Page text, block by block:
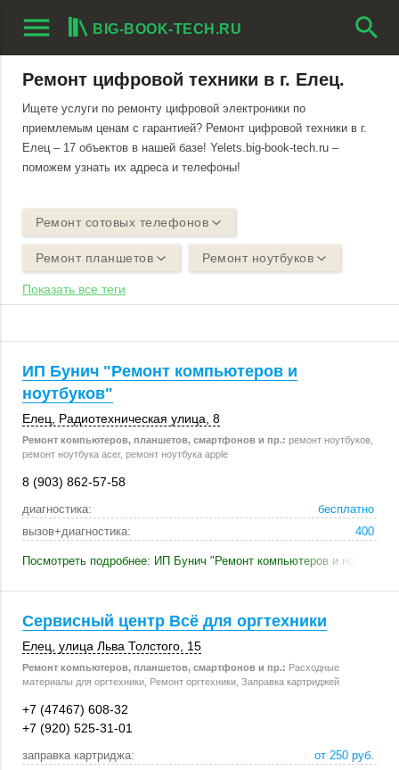
menu BIG-BOOK-TECH.RU search
Ремонт цифровой техники в г. Елец.
Ищете услуги по ремонту цифровой электроники по
приемлемым ценам с гарантией? Ремонт цифровой техники в г.
Елец – 17 объектов в нашей базе! Yelets.big-book-tech.ru –
поможем узнать их адреса и телефоны!
Ремонт сотовых телефонов
Ремонт планшетов Ремонт ноутбуков
Показать все теги
ИП Бунич "Ремонт компьютеров и
ноутбуков"
Елец , Радиотехническая улица, 8
Ремонт компьютеров, планшетов, смартфонов и пр.: ремонт ноутбуков,
ремонт ноутбука acer, ремонт ноутбука apple
8 (903) 862-57-58
диагностика:
бесплатно
вызов+диагностика:
400
Посмотреть подробнее: ИП Бунич "Ремонт компьютеров и
Сервисный центр Всё для оргтехники
Елец , улица Льва Толстого, 15
Ремонт компьютеров, планшетов, смартфонов и пр.: Расходные
материалы для оргтехники, Ремонт оргтехники, Заправка картриджей
+7 (47467) 608-32
+7 (920) 525-31-01
заправка картриджа:
от 250 руб.